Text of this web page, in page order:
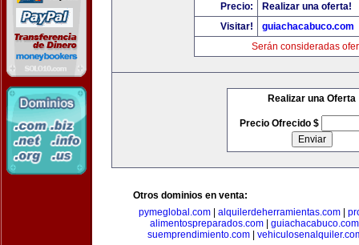
Precio:
Realizar una oferta!
Visitar!
guiachacabuco.com
Serán consideradas
Realizar una Oferta
Precio Ofrecido $
Otros dominios en venta:
pymeglobal.com| alquilerdeherramientas.com|
alimentospreparados.com| guiachacabuco.com
suemprendimiento.com|